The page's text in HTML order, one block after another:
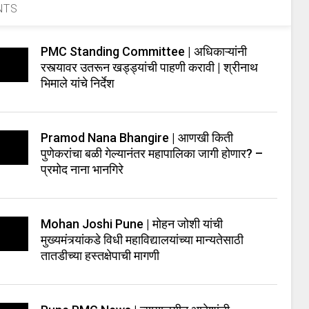
PMC Standing Committee | अधिकाऱ्यांनी
रस्त्यावर उतरून खड्ड्यांची पाहणी करावी | श्रीनाथ
भिमाले यांचे निर्देश
Pramod Nana Bhangire | आणखी किती
पुणेकरांचा बळी गेल्यानंतर महापालिका जागी होणार? –
प्रमोद नाना भानगिरे
Mohan Joshi Pune | मोहन जोशी यांची
मुख्यमंत्र्यांकडे विधी महाविद्यालयांच्या मान्यतेसाठी
तातडीच्या हस्तक्षेपाची मागणी